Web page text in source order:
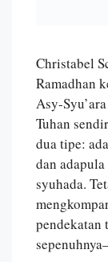
Christabel
Ramadhan
Asy-
Tuhan
dua tipe:
dan
syuhada.